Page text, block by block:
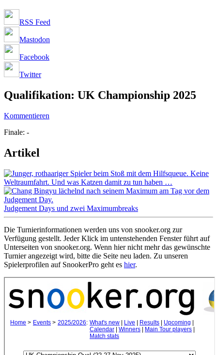
RSS Feed
Mastodon
Facebook
Twitter
Qualifikation: UK Championship 2025
Kommentieren
Finale: -
Artikel
Keine
Weltraumfahrt. Und was Katzen damit zu tun haben …
Judgement Days und zwei Maximumbreaks
Die Turnierinformationen werden uns von snooker.org zur
Verfügung gestellt. Jeder Klick im untenstehenden Fenster führt auf
Unterseiten von snooker.org. Wenn hier nicht mehr das gewünschte
Turnier angezeigt wird, bitte die Seite neu laden. Zu unseren
Spielerprofilen auf SnookerPro geht es hier.